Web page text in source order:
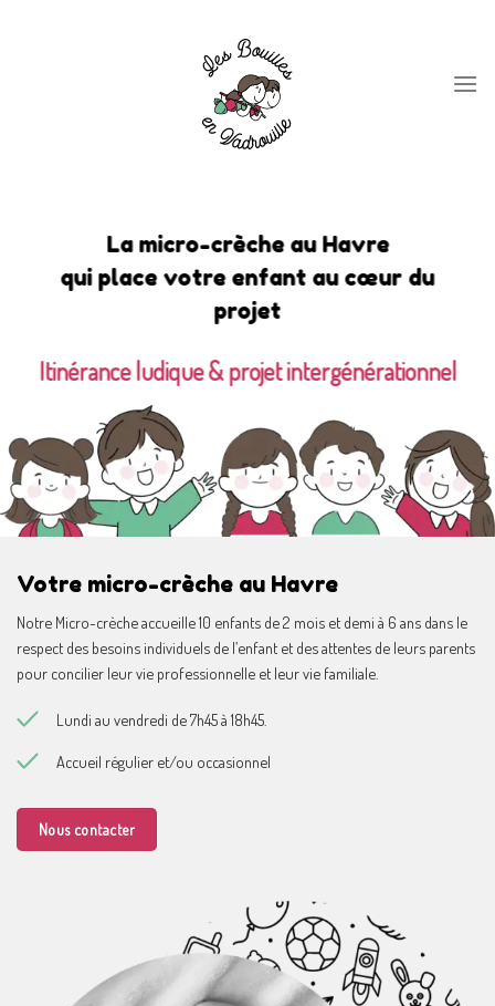
La micro-crèche au Havre
qui place votre enfant au cœur du
projet
Itinérance ludique & projet intergénérationnel
Votre micro-crèche au Havre
Notre Micro-crèche accueille 10 enfants de 2 mois et demi à 6 ans dans le
respect des besoins individuels de l’enfant et des attentes de leurs parents
pour concilier leur vie professionnelle et leur vie familiale.
Lundi au vendredi de 7h45 à 18h45.
Accueil régulier et/ou occasionnel
Nous contacter